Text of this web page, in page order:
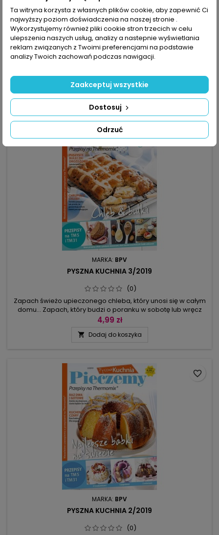
MARKA:BPV
PYSZNA KUCHNIA 3/2018
(0)
Przyrządzanie ciast ucieranych w thermomiksie to czysta
składniki, wymieszać je zgodnie z instrukcją, przełożyć do
formy i upiec. Reszta to szczegóły, które znajdziecie w
najnowszym numerze „Pysznej Kuchni”. Dzięki
zamieszczonym przepisom z łatwością przygotujecie
brownie z cukinią, babkę maślaną z...
4,99 zł
 Dodaj do koszyka
MARKA: BPV
PYSZNA KUCHNIA 3/2019
(0)
Zapach świeżo upieczonego chleba, który unosi się w całym
domu... Zapach, który budzi o poranku w sobotę lub wręcz
przeciwnie: nie pozwala zasnąć wieczorem, a jeszcze nie
skórce, ślinka cieknie... Puszyste bułeczki, paluchy, chleb
4,99 zł
 Dodaj do koszyka
MARKA: BPV
PYSZNA KUCHNIA 2/2019
(0)
favorite_border
Ta witryna korzysta z własnych plików cookie, aby zapewnić Ci
najwyższy poziom doświadczenia na naszej stronie .
Wykorzystujemy również pliki cookie stron trzecich w celu
ulepszenia naszych usług, analizy a nastepnie wyświetlania
reklam związanych z Twoimi preferencjami na podstawie
analizy Twoich zachowań podczas nawigacji.
Odrzuć
Dostosuj
Zaakceptuj wszystkie